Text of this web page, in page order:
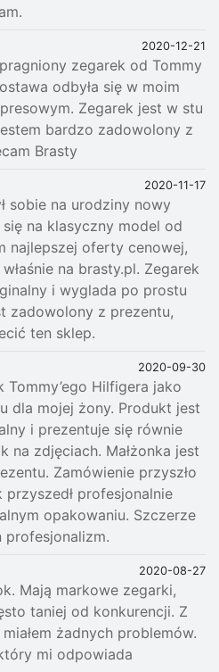
2020-12-21
zegarek od Tommy
odbyła się w moim
Zegarek jest w stu
bardzo zadowolony z
Brasty
2020-11-17
sobie na urodziny nowy
na klasyczny model od
najlepszej oferty cenowej,
na brasty.pl. Zegarek
i wyglada po prostu
zadowolony z prezentu,
ten sklep.
2020-09-30
Tommy’ego Hilfigera jako
dla mojej żony. Produkt jest
i prezentuje się równie
na zdjęciach. Małżonka jest
Zamówienie przyszło
przyszedł profesjonalnie
opakowaniu. Szczerze
profesjonalizm.
2020-08-27
Mają markowe zegarki,
taniej od konkurencji. Z
żadnych problemów.
mi odpowiada